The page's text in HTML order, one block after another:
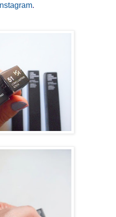
Instagram.